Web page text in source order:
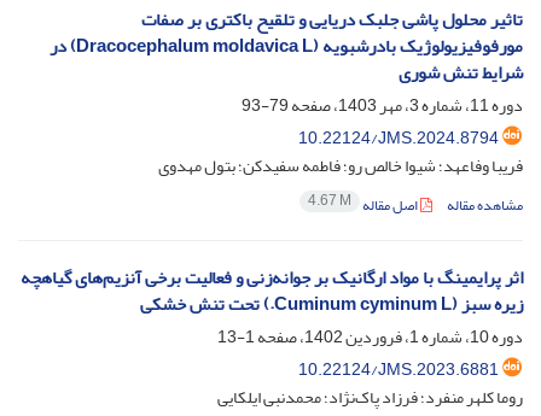
تاثیر محلول پاشی جلبک دریایی و تلقیح باکتری بر صفات
مورفوفیزیولوژیک بادرشبویه (Dracocephalum moldavica L) در
شرایط تنش شوری
دوره 11، شماره 3، مهر 1403، صفحه
79-93
10.22124/JMS.2024.8794
فریبا وفاعهد؛ شیوا خالص رو؛ فاطمه سفیدکن؛ بتول مهدوی
مشاهده مقاله اصل مقاله 4.67 M
اثر پرایمینگ با مواد ارگانیک بر جوانه‌زنی و فعالیت برخی آنزیم‌های گیاهچه
زیره سبز (Cuminum cyminum L.) تحت تنش خشکی
دوره 10، شماره 1، فروردین 1402، صفحه
1-13
10.22124/JMS.2023.6881
روما کلهر منفرد؛ فرزاد پاک‌نژاد؛ محمدنبی ایلکایی